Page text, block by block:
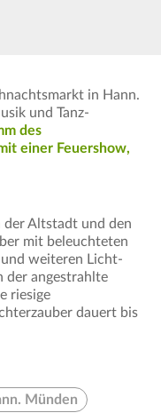
in Hann.
und Tanz-
des
einer Feuershow,
der Altstadt und den
mit beleuchteten
weiteren Licht-
der angestrahlte
riesige
dauert bis
Münden